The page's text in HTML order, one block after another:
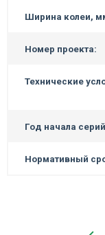
Ширина колеи,
Номер проекта:
Технические
Год начала
Нормативный